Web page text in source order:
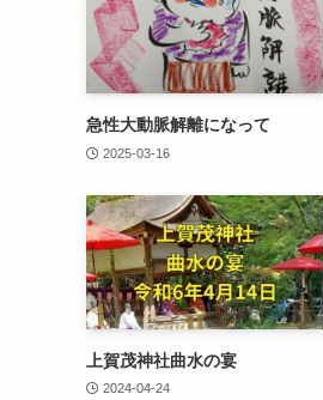
急性大動脈解離になって
2025-03-16
上賀茂神社曲水の宴
2024-04-24